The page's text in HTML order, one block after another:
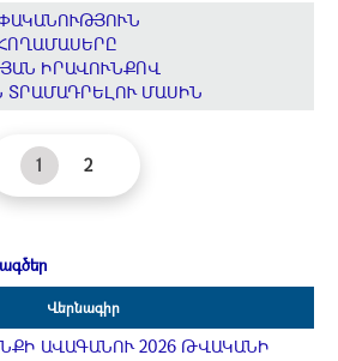
ԻՐԱՎՈՒՆՔՈՎ
ՏՐԱՄԱԴՐԵԼՈՒ ՄԱՍԻՆ
1 2
Վերնագիր
ԱՎԱԳԱՆՈՒ 2026 ԹՎԱԿԱՆԻ